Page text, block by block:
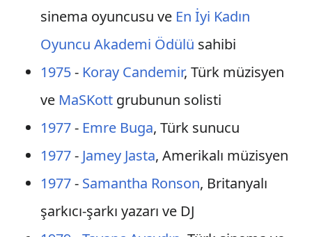
sinema oyuncusu ve En İyi Kadın
Oyuncu Akademi Ödülü sahibi
1975- Koray Candemir, Türk müzisyen
ve MaSKottgrubunun solisti
1977- Emre Buga, Türk sunucu
1977- Jamey Jasta, Amerikalı müzisyen
1977- Samantha Ronson, Britanyalı
şarkıcı-şarkı yazarı ve DJ